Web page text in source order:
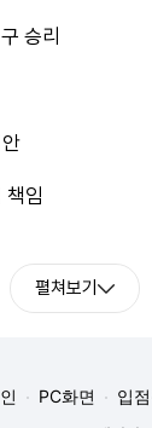
승리
책임
펼쳐보기
PC화면 입